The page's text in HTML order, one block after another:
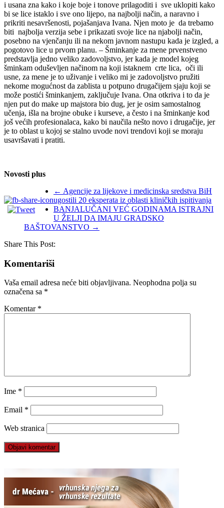
i usana zna kako i koje boje i tonove prilagoditi i sve uklopiti kako
bi se lice istaklo i sve ono lijepo, na najbolji način, a naravno i
prikriti nesavršenosti, pojašanjava Ivana. Njen moto je da trebamo
biti najbolja verzija sebe i prikazati svoje lice na njabolji način,
posebno na vjenčanju ili na nekom javnom nastupu kada je izgled, a
pogotovo lice u prvom planu. – Šminkanje za mene prvenstveno
predstavlja jedno veliko zadovoljstvo, jer kada je model kojeg
šminkam oduševljen načinom na koji istaknem crte lica, oči ili
usne, za mene je to uživanje i veliko mi je zadovoljstvo pružiti
nekome mogućnost da zablista u potpuno drugačijem sjaju koji se
može postići šminkanjem, zaključuje Ivana. Ona otkriva i to da je
njen put do make up majstora bio dug, jer je osim samostalnog
učenja, išla na brojne obuke i kurseve, a često i na šminkanje kod
još većih profesionalaca, kako bi naučila nešto novo i drugačije, jer
je to oblast u kojoj se stalno uvode novi trendovi koji se moraju
usavršavati i pratiti.
Novosti plus
← Agencije za lijekove i medicinska sredstva BiH
ugostili 20 eksperata iz oblasti kliničkih ispitivanja
BANJALUČANI VEĆ GODINAMA ISTRAJNI
U ŽELJI DA IMAJU GRADSKO
BAŠTOVANSTVO →
Share This Post:
Komentariši
Vaša email adresa neće biti objavljivana. Neophodna polja su
označena sa *
Komentar *
Ime *
Email *
Web stranica